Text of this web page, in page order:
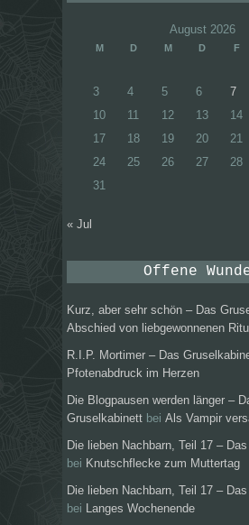
August 2026
M D M D F
3
4 5 6 7
10
11 12 13 14
17
18 19 20 21
24
25 26 27 28
31
« Jul
Offene
Kurz, aber sehr schön – Das
Abschied von liebgewonnenen
R.I.P. Mortimer – Das
Pfotenabdruck im Herzen
Die Blogpausen werden länger –
Gruselkabinett bei Als Vampir
Die lieben Nachbarn, Teil 17 –
bei Knutschflecke zum Muttertag
Die lieben Nachbarn, Teil 17 –
bei
Langes Wochenende